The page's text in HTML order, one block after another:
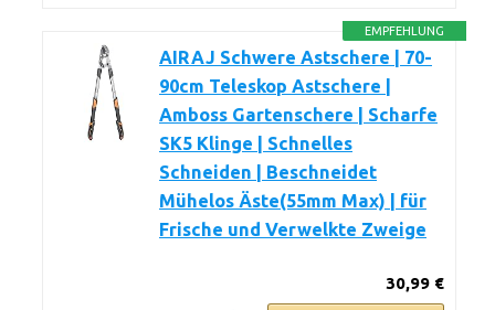
EMPFEHLUNG
AIRAJ Schwere Astschere | 70-
90cm Teleskop Astschere |
Amboss Gartenschere | Scharfe
SK5 Klinge | Schnelles
Schneiden | Beschneidet
Mühelos Äste(55mm Max) | für
Frische und Verwelkte Zweige
30,99 €